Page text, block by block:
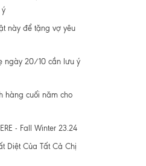
này để tặng vợ yêu
ngày 20/10 cần lưu ý
hàng cuối năm cho
- Fall Winter 23.24
Diệt Của Tất Cả Chị